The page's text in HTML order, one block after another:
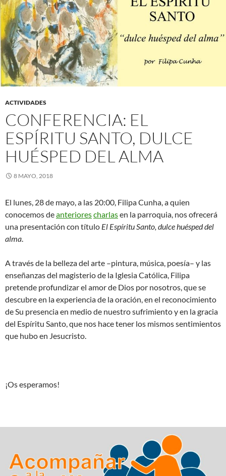
ACTIVIDADES
CONFERENCIA: EL
ESPÍRITU SANTO, DULCE
HUÉSPED DEL ALMA
8 MAYO, 2018
El lunes, 28 de mayo, a las 20:00, Filipa Cunha, a quien
conocemos deanteriorescharlasen la parroquia, nos ofrecerá
una presentación con título El Espíritu Santo, dulce huésped del
alma.
A través de la belleza del arte –pintura, música, poesía– y las
enseñanzas del magisterio de la Iglesia Católica, Filipa
pretende profundizar el amor de Dios por nosotros, que se
descubre en la experiencia de la oración, en el reconocimiento
de Su presencia en medio de nuestro sufrimiento y en la gracia
del Espíritu Santo, que nos hace tener los mismos sentimientos
que hubo en Jesucristo.
¡Os esperamos!